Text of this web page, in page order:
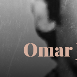
Omar